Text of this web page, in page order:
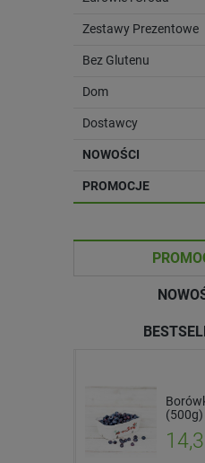
Zestawy Prezentowe
Bez Glutenu
Dom
Dostawcy
NOWOŚCI
PROMOCJE
(500g)
(EKO)